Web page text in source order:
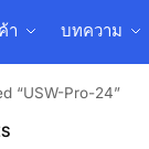
า บทความ
“USW-Pro-24”